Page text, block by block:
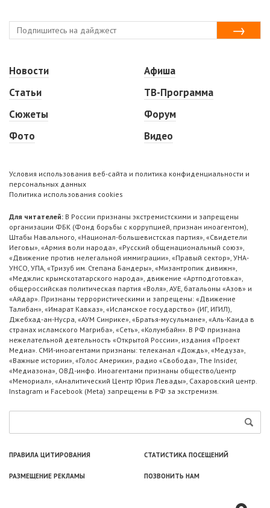
Новости
Статьи
Сюжеты
Фото
Афиша
ТВ-Программа
Форум
Видео
Условия использования веб-сайта и политика конфиденциальности и
персональных данных
Политика использования cookies
Для читателей: В России признаны экстремистскими и запрещены
организации ФБК (Фонд борьбы с коррупцией, признан иноагентом),
Штабы Навального, «Национал-большевистская партия», «Свидетели
Иеговы», «Армия воли народа», «Русский общенациональный союз»,
«Движение против нелегальной иммиграции», «Правый сектор», УНА-
УНСО, УПА, «Тризуб им. Степана Бандеры», «Мизантропик дивижн»,
«Меджлис крымскотатарского народа», движение «Артподготовка»,
общероссийская политическая партия «Воля», АУЕ, батальоны «Азов» и
«Айдар». Признаны террористическими и запрещены: «Движение
Талибан», «Имарат Кавказ», «Исламское государство» (ИГ, ИГИЛ),
Джебхад-ан-Нусра, «АУМ Синрике», «Братья-мусульмане», «Аль-Каида в
странах исламского Магриба», «Сеть», «Колумбайн». В РФ признана
нежелательной деятельность «Открытой России», издания «Проект
Медиа». СМИ-иноагентами признаны: телеканал «Дождь», «Медуза»,
«Важные истории», «Голос Америки», радио «Свобода», The Insider,
«Медиазона», ОВД-инфо. Иноагентами признаны общество/центр
«Мемориал», «Аналитический Центр Юрия Левады», Сахаровский центр.
Instagram и Facebook (Metа) запрещены в РФ за экстремизм.
ПРАВИЛА ЦИТИРОВАНИЯ СТАТИСТИКА ПОСЕЩЕНИЙ
РАЗМЕЩЕНИЕ РЕКЛАМЫ ПОЗВОНИТЬ НАМ